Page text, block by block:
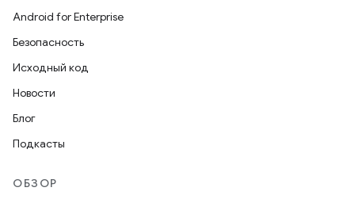
Android for Enterprise
Безопасность
Исходный код
Новости
Блог
Подкасты
ОБЗОР